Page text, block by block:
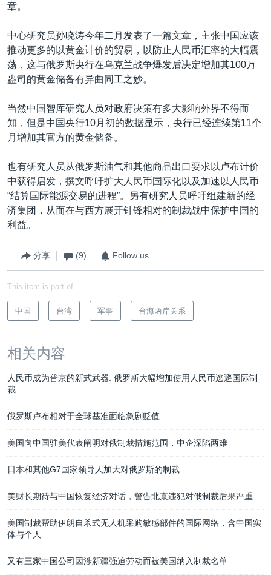
章。
中心研究员孙晓涛今年二月发表了一篇文章，主张中国应该
推动更多的以黄金计价的贸易，以防止人民币汇率的大幅震
荡，这与俄罗斯央行在乌克兰战争爆发后决定增加其100万
盎司的黄金储备有异曲同工之妙。
当然中国智库研究人员对政府决策有多大影响外界不得而
知，但是中国央行10月初的数据显示，央行已经连续第11个
月增加其官方的黄金储备。
也有研究人员从俄罗斯油气和其他商品出口要求以卢布计价
中获得启发，撰文呼吁扩大人民币国际化以及加速以人民币
“结算国际能源交易的进程”。另有研究人员呼吁组建新的经
济集团，从而在与西方展开针锋相对的制裁战中保护中国的
利益。
分享 (9) Follow us
This item is part of
中国 台湾 军事 台海两岸关系
相关内容
人民币成为普京的新式武器: 俄罗斯大幅增加使用人民币逃避国际制
裁
俄罗斯卢布相对于全球基准面临急剧贬值
美国向中国驻美代表阐明对俄制裁措施范围，中企深陷两难
日本和其他G7国家领导人加大对俄罗斯的制裁
美财长期待与中国恢复经济对话，警告北京违犯对俄制裁后果严重
美国制裁帮助伊朗自杀式无人机采购敏感部件的国际网络，含中国实
体与个人
又有三家中国公司因涉新疆强迫劳动而被美国纳入制裁名单